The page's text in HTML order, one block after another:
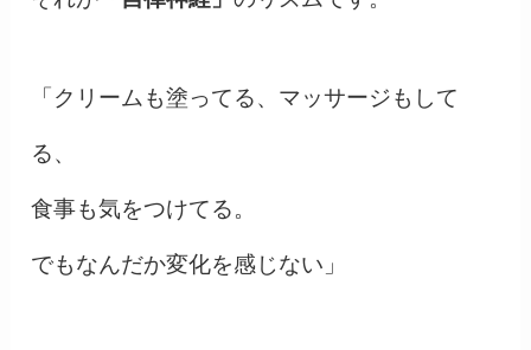
「クリームも塗ってる、マッサージもして
る、
食事も気をつけてる。
でもなんだか変化を感じない」